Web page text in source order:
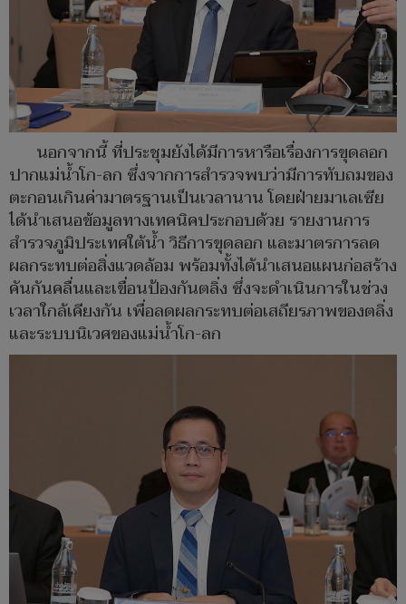
นอกจากนี้ ที่ประชุมยังได้มีการหารือเรื่องการขุดลอก
ปากแม่น้ำโก-ลก ซึ่งจากการสำรวจพบว่ามีการทับถมของ
ตะกอนเกินค่ามาตรฐานเป็นเวลานาน โดยฝ่ายมาเลเซีย
ได้นำเสนอข้อมูลทางเทคนิคประกอบด้วย รายงานการ
สำรวจภูมิประเทศใต้น้ำ วิธีการขุดลอก และมาตรการลด
ผลกระทบต่อสิ่งแวดล้อม พร้อมทั้งได้นำเสนอแผนก่อสร้าง
คันกันคลื่นและเขื่อนป้องกันตลิ่ง ซึ่งจะดำเนินการในช่วง
เวลาใกล้เคียงกัน เพื่อลดผลกระทบต่อเสถียรภาพของตลิ่ง
และระบบนิเวศของแม่น้ำโก-ลก